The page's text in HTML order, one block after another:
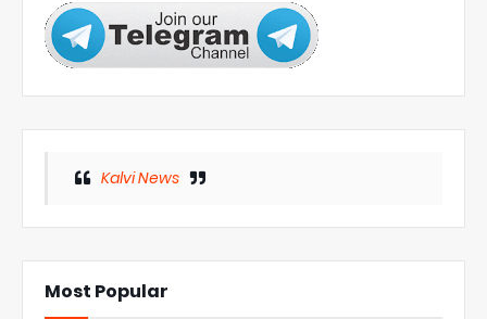
Kalvi News
Most Popular